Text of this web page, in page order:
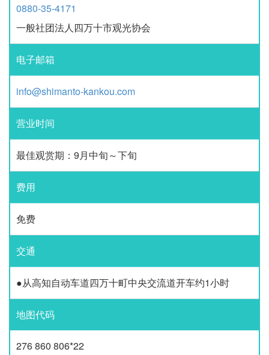
0880-35-4171
一般社团法人四万十市观光协会
电子邮箱
info@shimanto-kankou.com
营业时间
最佳观赏期：9月中旬～下旬
费用
免费
交通
●从高知自动车道四万十町中央交流道开车约1小时
地图代码
276 860 806*22